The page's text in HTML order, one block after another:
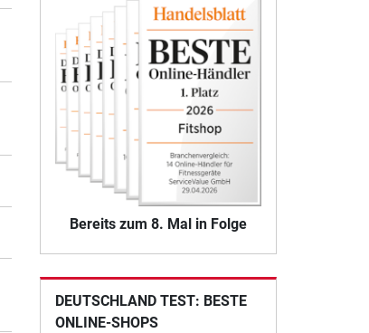
Bereits zum 8. Mal in Folge
DEUTSCHLAND TEST: BESTE
ONLINE-SHOPS